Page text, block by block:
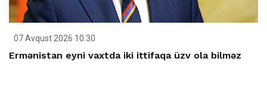
07 Avqust 2026 10:30
Ermənistan eyni vaxtda iki ittifaqa üzv ola bilməz